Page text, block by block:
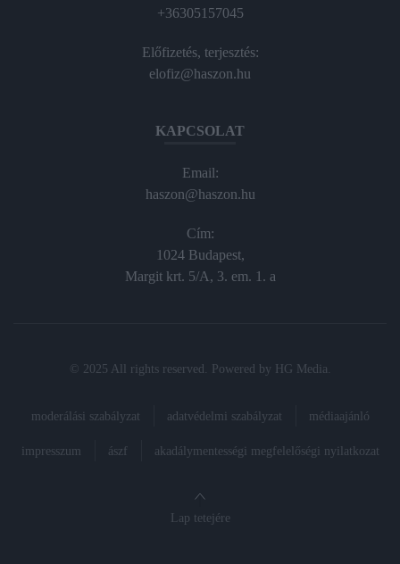
+36305157045
Előfizetés, terjesztés:
elofiz@haszon.hu
KAPCSOLAT
Email:
haszon@haszon.hu
Cím:
1024 Budapest,
Margit krt. 5/A, 3. em. 1. a
© 2025 All rights reserved. Powered by HG Media
moderálási szabályzat adatvédelmi szabályzat médiaajánló
impresszum ászf akadálymentességi megfelelőségi nyilatkozat
Lap tetejére